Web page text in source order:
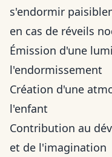
s'endormir
en cas de réveils
Émission d'une
l'endormissement
Création d'une
l'enfant
Contribution au
et de l'imagination